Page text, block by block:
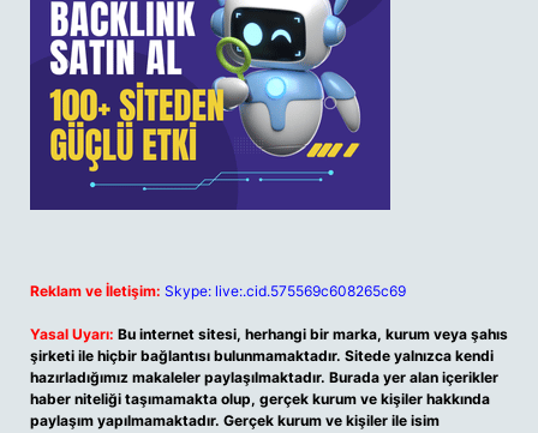
Reklam ve İletişim: Skype: live:.cid.575569c608265c69
Yasal Uyarı: Bu internet sitesi, herhangi bir marka, kurum veya şahıs
şirketi ile hiçbir bağlantısı bulunmamaktadır. Sitede yalnızca kendi
hazırladığımız makaleler paylaşılmaktadır. Burada yer alan içerikler
haber niteliği taşımamakta olup, gerçek kurum ve kişiler hakkında
paylaşım yapılmamaktadır. Gerçek kurum ve kişiler ile isim